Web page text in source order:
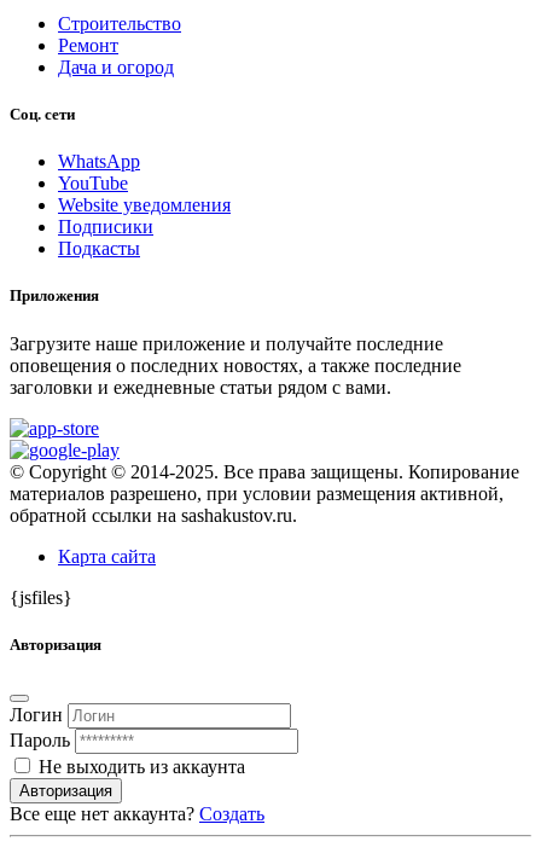
Строительство
Ремонт
Дача и огород
Соц. сети
WhatsApp
YouTube
Website уведомления
Подписики
Подкасты
Приложения
Загрузите наше приложение и получайте последние
оповещения о последних новостях, а также последние
заголовки и ежедневные статьи рядом с вами.
© Copyright © 2014-2025. Все права защищены. Копирование
материалов разрешено, при условии размещения активной,
обратной ссылки на sashakustov.ru.
Карта сайта
{jsfiles}
Авторизация
Логин
Пароль
Не выходить из аккаунта
Авторизация
Все еще нет аккаунта? Создать